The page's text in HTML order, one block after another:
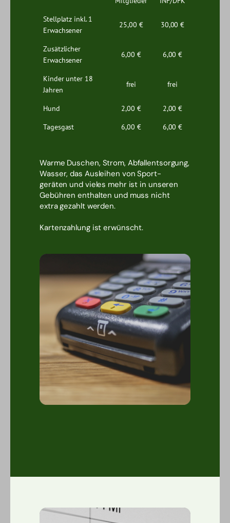
Stellplatz inkl. 1
Erwachsener
25,00 € 30,00 €
Zusätzlicher
Erwachsener
6,00 € 6,00 €
Kinder unter 18
Jahren
frei frei
Hund 2,00 €
2,00 €
Tagesgast
6,00 € 6,00 €
Warme Duschen, Strom, Abfallentsorgung,
Wasser, das Ausleihen von Sport-
geräten und vieles mehr ist in unseren
Gebühren enthalten und muss nicht
extra gezahlt werden.
Kartenzahlung ist erwünscht.